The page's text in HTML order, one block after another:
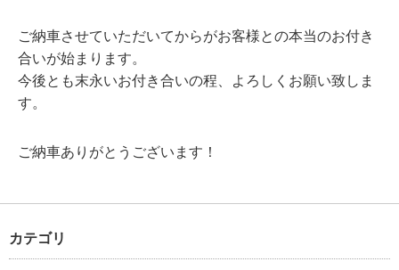
ご納車させていただいてからがお客様との本当のお付き
合いが始まります。
今後とも末永いお付き合いの程、よろしくお願い致しま
す。
ご納車ありがとうございます！
カテゴリ